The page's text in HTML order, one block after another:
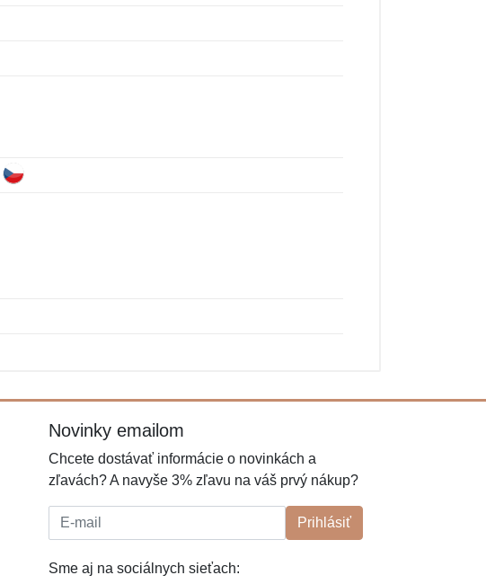
Novinky emailom
Chcete dostávať informácie o novinkách a
zľavách? A navyše 3% zľavu na váš prvý nákup?
E-mail: Prihlásiť
Sme aj na sociálnych sieťach: